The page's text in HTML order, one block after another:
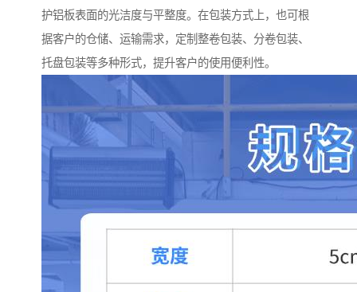
护铝板表面的光洁度与平整度。在包装方式上，也可根
据客户的仓储、运输需求，定制整卷包装、分卷包装、
托盘包装等多种形式，提升客户的使用便利性。